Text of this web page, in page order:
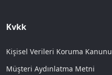
Kvkk
Kişisel Verileri Koruma Kanunu
Müşteri Aydınlatma Metni